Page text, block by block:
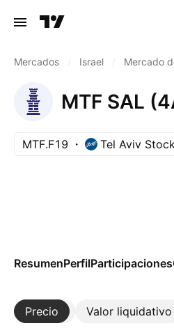
Mercados Israel Mercado
MTF SAL
MTF.F19 Tel Aviv
ResumenPerfilParticipaciones
Precio Valor liquidativo
Más